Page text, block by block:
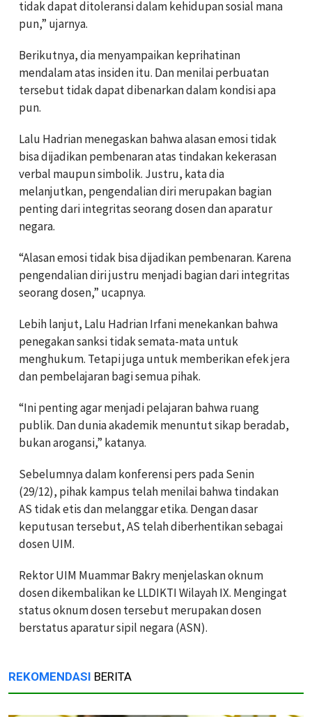
tidak dapat ditoleransi dalam kehidupan sosial mana
pun,” ujarnya.
Berikutnya, dia menyampaikan keprihatinan
mendalam atas insiden itu. Dan menilai perbuatan
tersebut tidak dapat dibenarkan dalam kondisi apa
pun.
Lalu Hadrian menegaskan bahwa alasan emosi tidak
bisa dijadikan pembenaran atas tindakan kekerasan
verbal maupun simbolik. Justru, kata dia
melanjutkan, pengendalian diri merupakan bagian
penting dari integritas seorang dosen dan aparatur
negara.
“Alasan emosi tidak bisa dijadikan pembenaran. Karena
pengendalian diri justru menjadi bagian dari integritas
seorang dosen,” ucapnya.
Lebih lanjut, Lalu Hadrian Irfani menekankan bahwa
penegakan sanksi tidak semata-mata untuk
menghukum. Tetapi juga untuk memberikan efek jera
dan pembelajaran bagi semua pihak.
“Ini penting agar menjadi pelajaran bahwa ruang
publik. Dan dunia akademik menuntut sikap beradab,
bukan arogansi,” katanya.
Sebelumnya dalam konferensi pers pada Senin
(29/12), pihak kampus telah menilai bahwa tindakan
AS tidak etis dan melanggar etika. Dengan dasar
keputusan tersebut, AS telah diberhentikan sebagai
dosen UIM.
Rektor UIM Muammar Bakry menjelaskan oknum
dosen dikembalikan ke LLDIKTI Wilayah IX. Mengingat
status oknum dosen tersebut merupakan dosen
berstatus aparatur sipil negara (ASN).
REKOMENDASI BERITA